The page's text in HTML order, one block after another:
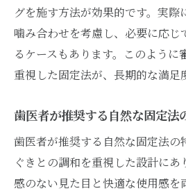
グを施す方法が効果的です。実際
噛み合わせを考慮し、必要に応じ
るケースもあります。このように
重視した固定法が、長期的な満足
歯医者が推奨する自然な固定法
歯医者が推奨する自然な固定法の
ぐきとの調和を重視した設計にあ
感のない見た目と快適な使用感を